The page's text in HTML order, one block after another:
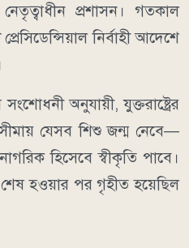
নেতৃত্বাধীন প্রশাসন। গতকাল
নির্বাহী আদেশে
অনুযায়ী, যুক্তরাষ্ট্রের
যেসব শিশু জন্ম নেবে—
হিসেবে স্বীকৃতি পাবে।
হওয়ার পর গৃহীত হয়েছিল